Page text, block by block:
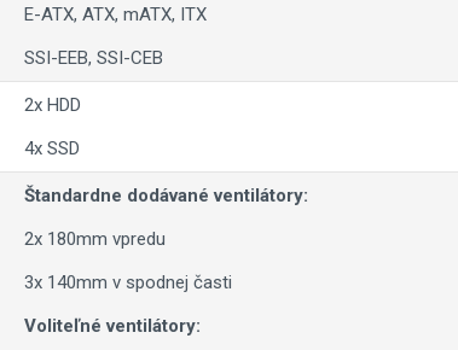
E-ATX, ATX, mATX, ITX
SSI-EEB, SSI-CEB
2x HDD
4x SSD
Štandardne dodávané ventilátory:
2x 180mm vpredu
3x 140mm v spodnej časti
Voliteľné ventilátory: